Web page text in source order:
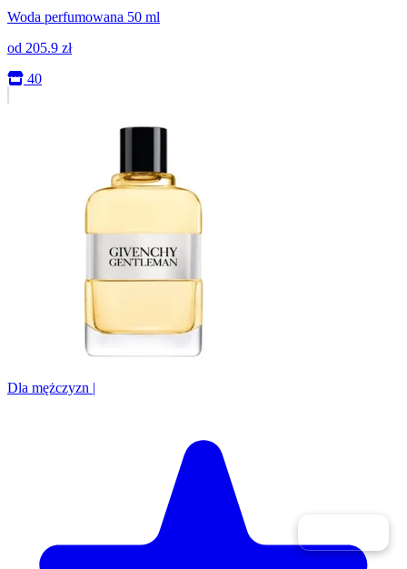
Woda perfumowana 50 ml
od 205.9 zł
40
Dla mężczyzn |